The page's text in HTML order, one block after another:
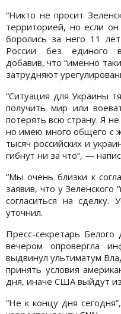
“Никто не просит
территорией, но если
боролись за него 11
России без единого
добавив, что “именно
затрудняют
“Ситуация для Украины
получить мир или
потерять всю страну. Я
но имею много общего с
тысяч российских и
гибнут ни за что”, —
“Мы очень близки к
заявив, что у Зеленского
согласиться на сделку.
уточнил.
Пресс-секретарь
вечером опровергла
выдвинул ультиматум
принять условия
дня, иначе США выйдут
“Не к концу дня